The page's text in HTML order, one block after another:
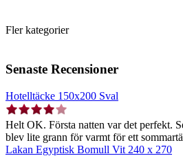
Fler kategorier
Senaste Recensioner
Hotelltäcke 150x200 Sval
Helt OK. Första natten var det perfekt.
blev lite grann för varmt för ett
Lakan Egyptisk Bomull Vit 240 x 270